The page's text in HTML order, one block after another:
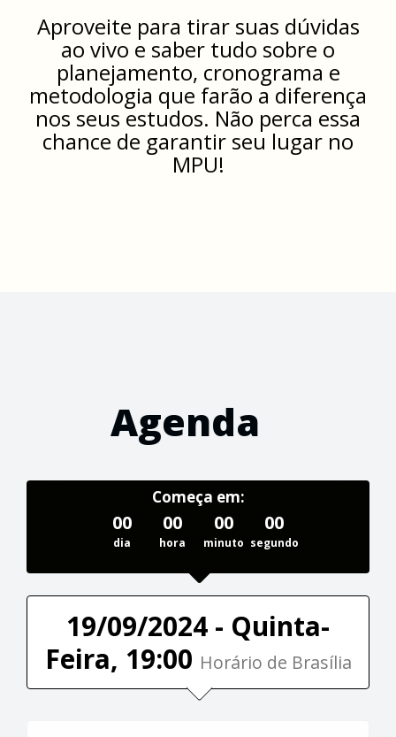
Aproveite para tirar suas dúvidas
ao vivo e saber tudo sobre o
planejamento, cronograma e
metodologia que farão a diferença
nos seus estudos. Não perca essa
chance de garantir seu lugar no
MPU!
Agenda
Começa em:
00
dia
00
hora
00
minuto
00
segundo
19/09/2024 - Quinta-
Feira, 19:00 Horário de Brasília